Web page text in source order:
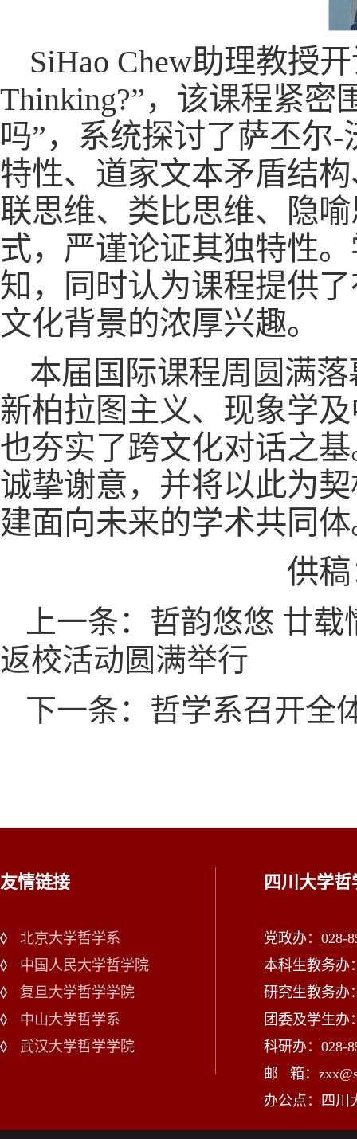
SiHao Chew助理教授
Thinking?”，该课程紧密
吗”，系统探讨了萨丕尔-
特性、道家文本矛盾结
联思维、类比思维、隐
式，严谨论证其独特性
知，同时认为课程提供
文化背景的浓厚兴趣。
本届国际课程周圆满
新柏拉图主义、现象学
也夯实了跨文化对话之
诚挚谢意，并将以此为
建面向未来的学术共同
供
上一条：哲韵悠悠 廿
返校活动圆满举行
下一条：哲学系召开全
友情链接
北京大学哲学系
中国人民大学哲学院
复旦大学哲学学院
中山大学哲学系
武汉大学哲学学院
四川大学哲
党政办：028-
本科生教务办
研究生教务办
团委及学生办
科研办：028-
邮 箱：
办公点：四川